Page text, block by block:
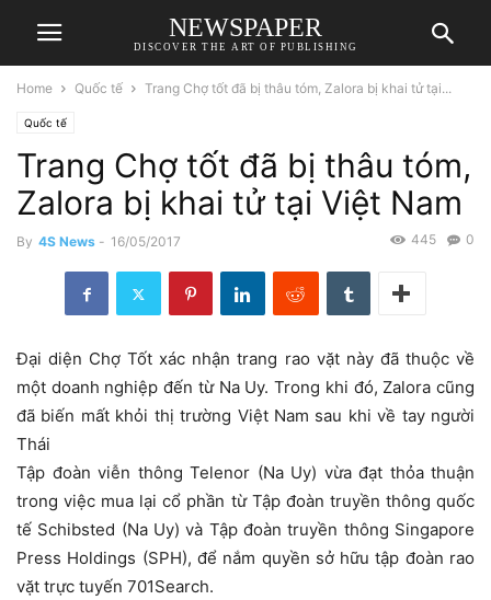
NEWSPAPER
DISCOVER THE ART OF PUBLISHING
Home Quốc tế Trang Chợ tốt đã bị thâu tóm, Zalora bị khai tử tại...
Quốc tế
Trang Chợ tốt đã bị thâu tóm,
Zalora bị khai tử tại Việt Nam
By 4S News - 16/05/2017 0
445
Đại diện Chợ Tốt xác nhận trang rao vặt này đã thuộc về
một doanh nghiệp đến từ Na Uy. Trong khi đó, Zalora cũng
đã biến mất khỏi thị trường Việt Nam sau khi về tay người
Thái
Tập đoàn viễn thông Telenor (Na Uy) vừa đạt thỏa thuận
trong việc mua lại cổ phần từ Tập đoàn truyền thông quốc
tế Schibsted (Na Uy) và Tập đoàn truyền thông Singapore
Press Holdings (SPH), để nắm quyền sở hữu tập đoàn rao
vặt trực tuyến 701Search.